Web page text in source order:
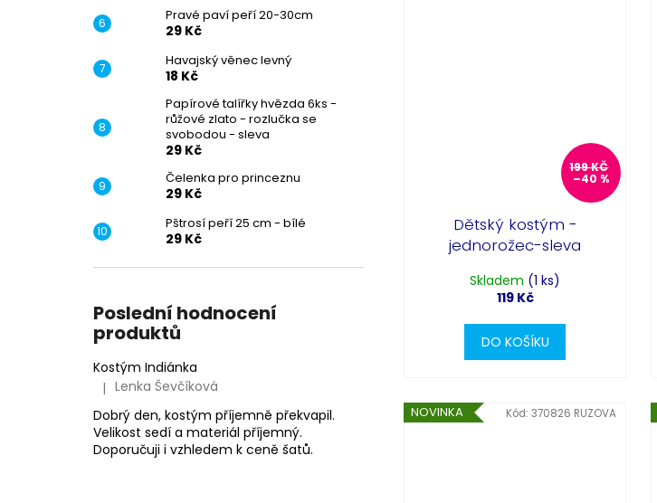
Pravé paví peří 20-30cm
29 Kč
Havajský věnec levný
18 Kč
Papírové talířky hvězda 6ks -
růžové zlato - rozlučka se
svobodou - sleva
29 Kč
Čelenka pro princeznu
29 Kč
Pštrosí peří 25 cm - bílé
29 Kč
Poslední hodnocení
produktů
Kostým Indiánka
Hodnocení produktu je 5 z 5 hvězdiček.
| Lenka Ševčíková
Dobrý den, kostým příjemně překvapil.
Velikost sedí a materiál příjemný.
Doporučuji i vzhledem k ceně šatů.
199 KČ
–40 %
Dětský kostým -
jednorožec-sleva
Skladem (1 ks)
119 Kč
DO KOŠÍKU
NOVINKA Kód:370826 RUZOVA